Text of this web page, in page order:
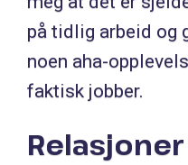
på tidlig arbeid og
noen aha-
faktisk jobber.